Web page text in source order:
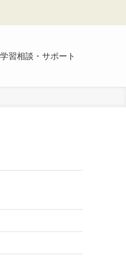
学習相談・サポート